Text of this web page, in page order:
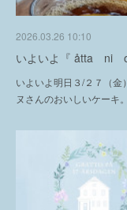
2026.03.26 10:10
いよいよ『 åtta ni
いよいよ明日３/２７（
ヌさんのおいしいケーキ